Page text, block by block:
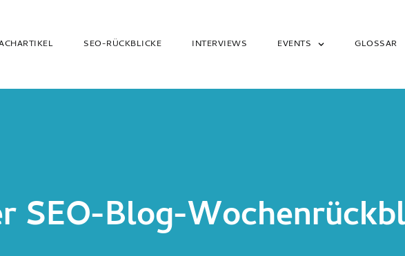
SEO-RÜCKBLICKE INTERVIEWS EVENTS GLOSSAR
SEO-Blog-